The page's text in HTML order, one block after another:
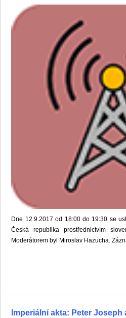
Dne 12.9.2017 od 18:00 do 19:30 se
Česká republika prostřednictvím
Moderátorem byl Miroslav Hazucha.
Imperiální akta: Peter